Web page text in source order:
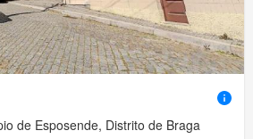
de Esposende, Distrito de Braga